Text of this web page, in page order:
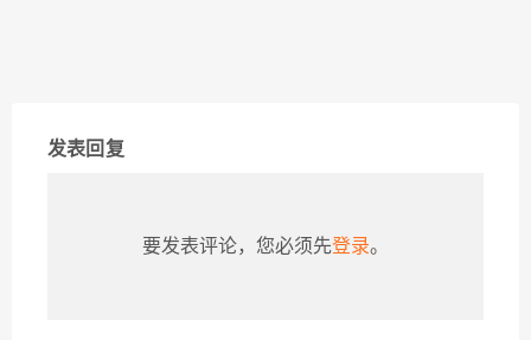
发表回复
要发表评论，您必须先登录。